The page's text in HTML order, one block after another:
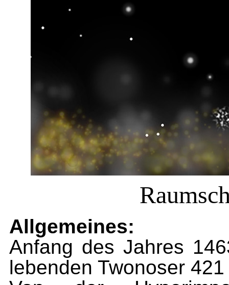
Allgemeines:
Anfang des Jahres
lebenden Twonoser